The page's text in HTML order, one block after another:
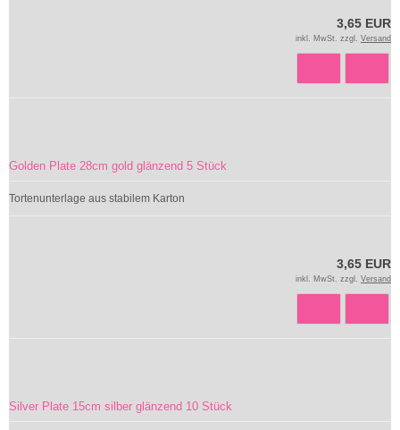
3,65 EUR
inkl. MwSt. zzgl. Versand
Golden Plate 28cm gold glänzend 5 Stück
Tortenunterlage aus stabilem Karton
3,65 EUR
inkl. MwSt. zzgl. Versand
Silver Plate 15cm silber glänzend 10 Stück